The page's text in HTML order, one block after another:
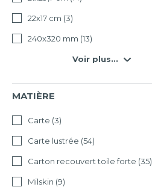
22x17 cm (3)
240x320 mm (13)
Voir plus...
MATIÈRE
Carte (3)
Carte lustrée (54)
Carton recouvert toile forte (35)
Milskin (9)